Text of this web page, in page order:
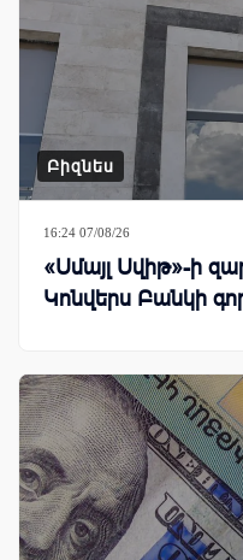
Բիզնես
16:24 07/08/26
«Սմայլ Սվիթ»-ի
Կոնվերս Բանկի